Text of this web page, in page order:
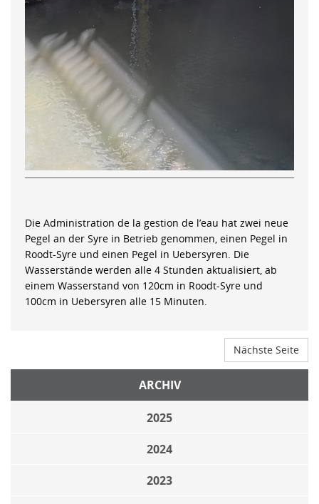
Die Administration de la gestion de l’eau hat zwei neue
Pegel an der Syre in Betrieb genommen, einen Pegel in
Roodt-Syre und einen Pegel in Uebersyren. Die
Wasserstände werden alle 4 Stunden aktualisiert, ab
einem Wasserstand von 120cm in Roodt-Syre und
100cm in Uebersyren alle 15 Minuten.
Nächste Seite
ARCHIV
2025
2024
2023